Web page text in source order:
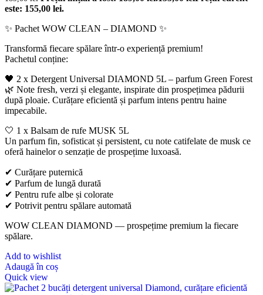
este: 155,00 lei.
✨ Pachet WOW CLEAN – DIAMOND ✨
Transformă fiecare spălare într-o experiență premium!
Pachetul conține:
🖤 2 x Detergent Universal DIAMOND 5L – parfum Green Forest
🌿 Note fresh, verzi și elegante, inspirate din prospețimea pădurii
după ploaie. Curățare eficientă și parfum intens pentru haine
impecabile.
🤍 1 x Balsam de rufe MUSK 5L
Un parfum fin, sofisticat și persistent, cu note catifelate de musk ce
oferă hainelor o senzație de prospețime luxoasă.
✔ Curățare puternică
✔ Parfum de lungă durată
✔ Pentru rufe albe și colorate
✔ Potrivit pentru spălare automată
WOW CLEAN DIAMOND — prospețime premium la fiecare
spălare.
Add to wishlist
Adaugă în coș
Quick view